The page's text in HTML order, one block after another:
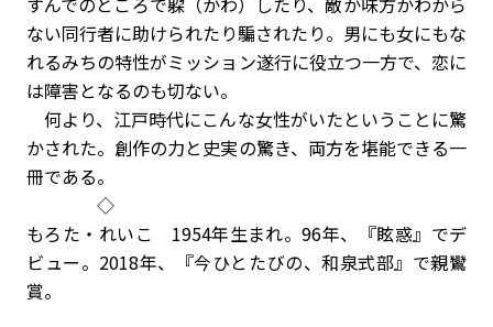
ない同行者に助けられたり騙されたり。男にも女にもな
れるみちの特性がミッション遂行に役立つ一方で、恋に
は障害となるのも切ない。
何より、江戸時代にこんな女性がいたということに驚
かされた。創作の力と史実の驚き、両方を堪能できる一
冊である。
◇
もろた・れいこ 1954年生まれ。96年、『眩惑』でデ
ビュー。2018年、『今ひとたびの、和泉式部』で親鸞
賞。